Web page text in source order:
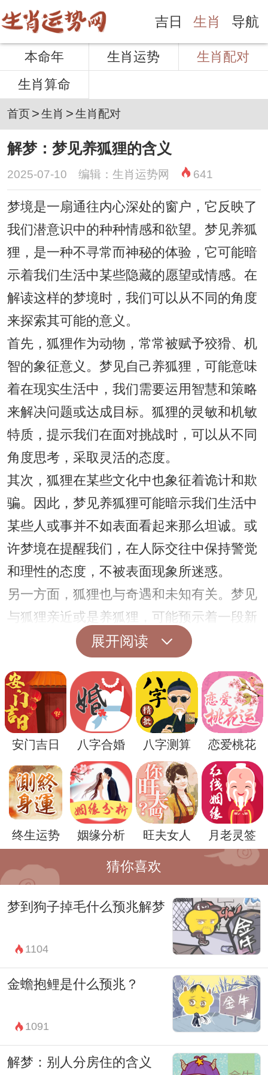
吉日 生肖 导航
本命年 生肖运势
生肖配对
生肖算命
首页>生肖 >生肖配对
解梦：梦见养狐狸的含义
2025-07-10 编辑：生肖运势网 641
梦境是一扇通往内心深处的窗户，它反映了
我们潜意识中的种种情感和欲望。梦见养狐
狸，是一种不寻常而神秘的体验，它可能暗
示着我们生活中某些隐藏的愿望或情感。在
解读这样的梦境时，我们可以从不同的角度
来探索其可能的意义。
首先，狐狸作为动物，常常被赋予狡猾、机
智的象征意义。梦见自己养狐狸，可能意味
着在现实生活中，我们需要运用智慧和策略
来解决问题或达成目标。狐狸的灵敏和机敏
特质，提示我们在面对挑战时，可以从不同
角度思考，采取灵活的态度。
其次，狐狸在某些文化中也象征着诡计和欺
骗。因此，梦见养狐狸可能暗示我们生活中
某些人或事并不如表面看起来那么坦诚。或
许梦境在提醒我们，在人际交往中保持警觉
和理性的态度，不被表面现象所迷惑。
另一方面，狐狸也与奇遇和未知有关。梦见
与狐狸亲近或是养狐狸，可能预示着一段新
的经历或关系即将到来。这段经历可能会给
角度重新审视自己的生活和选择。
在心理层面上，梦见养狐狸也可能反映出我
们内心深处对自由和独立的渴望。狐狸作为
一种野性动物，象征着不受拘束的生活方式
和对自由的追求。这样的梦境可能在提醒我
们，要更加珍视个体的独特性和内在的自由
精神。
此外，根据个人对狐狸的情感和态度，梦见
养狐狸也可能反映出我们对某种特定情感或
关系的态度。狐狸的形象可能代表着我们在
展开阅读
安门吉日 八字合婚 八字测算 恋爱桃花
终生运势 姻缘分析 旺夫女人 月老灵签
猜你喜欢
梦到狗子掉毛什么预兆解梦
1104
金蟾抱鲤是什么预兆？
1091
解梦：别人分房住的含义